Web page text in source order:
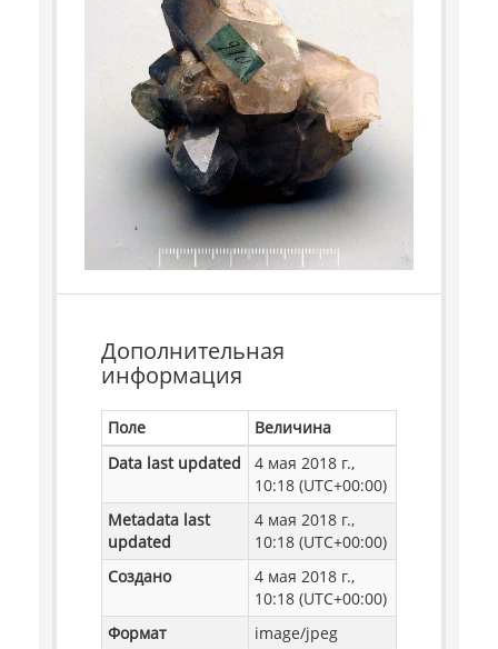
Дополнительная
информация
Поле
Величина
Data last updated
4 мая 2018 г.,
10:18 (UTC+00:00)
Metadata last
updated
4 мая 2018 г.,
10:18 (UTC+00:00)
Создано
4 мая 2018 г.,
10:18 (UTC+00:00)
Формат
image/jpeg